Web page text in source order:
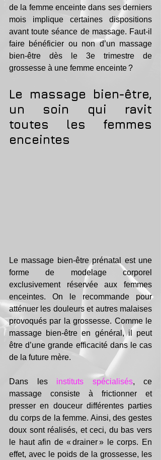
de la femme enceinte dans ses derniers
mois implique certaines dispositions
avant toute séance de massage. Faut-il
faire bénéficier ou non d’un massage
bien-être dès le 3e trimestre de
grossesse à une femme enceinte ?
Le massage bien-être,
un soin qui ravit
toutes les femmes
enceintes
Le massage bien-être prénatal est une
forme de modelage corporel
exclusivement réservée aux femmes
enceintes. On le recommande pour
atténuer les douleurs et autres malaises
provoqués par la grossesse. Comme le
massage bien-être en général, il peut
être d’une grande efficacité dans le cas
de la future mère.
Dans les instituts spécialisés, ce
massage consiste à frictionner et
presser en douceur différentes parties
du corps de la femme. Ainsi, des gestes
doux sont réalisés, et ceci, du bas vers
le haut afin de « drainer » le corps. En
effet, avec le poids de la grossesse, les